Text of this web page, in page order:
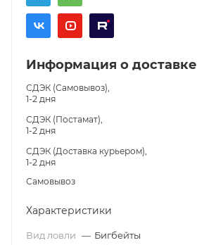
Информация о доставке
СДЭК (Самовывоз),
1-2 дня
СДЭК (Постамат),
1-2 дня
СДЭК (Доставка курьером),
1-2 дня
Самовывоз
Характеристики
Вид ловли — Бигбейты